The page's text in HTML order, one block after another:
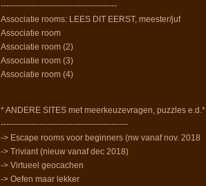
------------------------------------------
Associatie rooms: LEES DIT EERST, meester/juf
Associatie room
Associatie room (2)
Associatie room (3)
Associatie room (4)
* ANDERE SITES met meerkeuzevragen, puzzles e.d.*
----------------------------------------------
-> Escape rooms voor beginners (nw vanaf nov. 2018
-> Triviant (nieuw vanaf dec 2018)
-> Virtueel geocachen
-> Oefen maar lekker